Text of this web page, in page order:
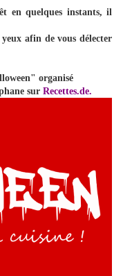
en quelques instants, il
afin de vous délecter
organisé
sur Recettes.de.